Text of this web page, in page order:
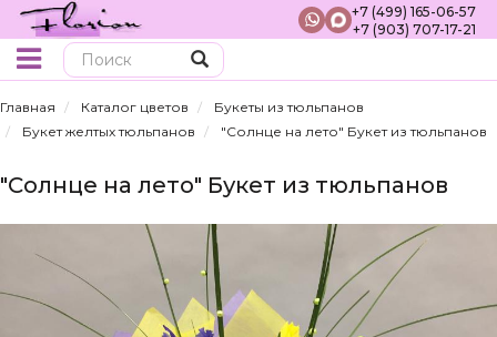
+7 (499) 165-06-57
+7 (903) 707-17-21
Главная Каталог цветов
Букеты из тюльпанов
Букет желтых тюльпанов
"Солнце на лето" Букет из тюльпанов
"Солнце на лето" Букет из тюльпанов